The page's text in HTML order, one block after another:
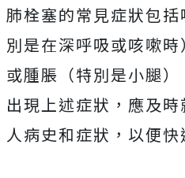
肺栓塞的常見症狀包
別是在深呼吸或咳嗽
或腫脹（特別是小腿
出現上述症狀，應及
人病史和症狀，以便快